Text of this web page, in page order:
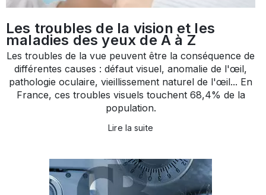
Les troubles de la vision et les
maladies des yeux de A à Z
Les troubles de la vue peuvent être la conséquence de
différentes causes : défaut visuel, anomalie de l'œil,
pathologie oculaire, vieillissement naturel de l'œil... En
France, ces troubles visuels touchent 68,4% de la
population.
Lire la suite